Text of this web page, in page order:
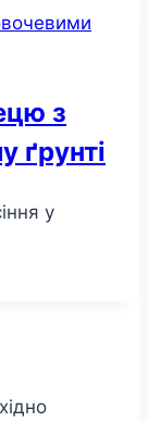
з
ґрунті
у